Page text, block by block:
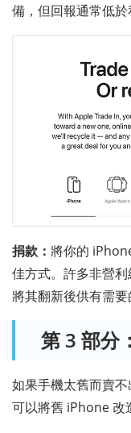
備，但回報通常低於
捐款： 將你的
佳方式。許多非營
將其翻新後供有需要
第 3 部分
如果手機太舊而賣
可以將舊 iPhone 改